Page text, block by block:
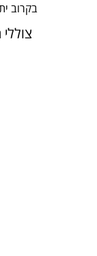
בקרוב